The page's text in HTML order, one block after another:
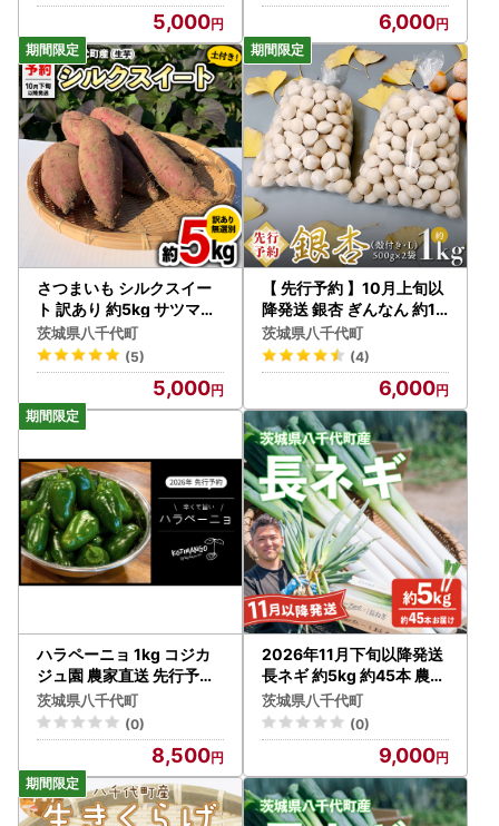
5,000 6,000
さつまいも シルクスイー
ト 訳あり 約5kg サツマイ
モ
茨城県八千代町
(5)
5,000
【 先行予約 】10月上旬以
降発送 銀杏 ぎんなん 約1k
g 殻付き Lサイズ 小分け
茨城県八千代町
(4)
6,000
ハラペーニョ 1kg コジカ
ジュ園 農家直送 先行予約
2026年9月上旬
茨城県八千代町
(0)
8,500
2026年11月下旬以降発送
長ネギ 約5kg 約45本 農家
直送
茨城県八千代町
(0)
9,000